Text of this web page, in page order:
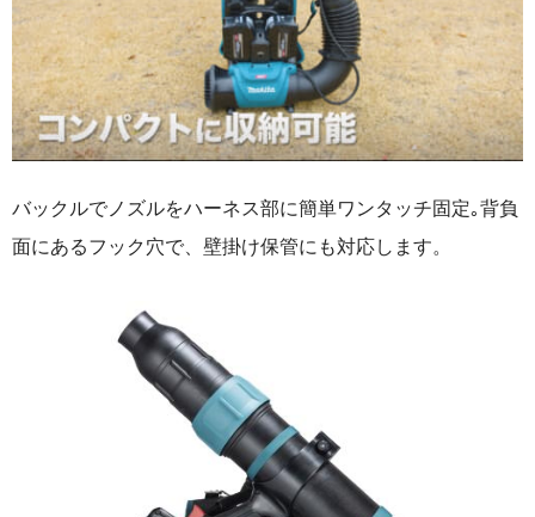
バックルでノズルをハーネス部に簡単ワンタッチ固定｡背負
面にあるフック穴で、壁掛け保管にも対応します。